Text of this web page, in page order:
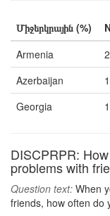
Միջերկրային (%)
Armenia
Azerbaijan
Georgia
DISCPRPR:
problems with
Question text: When
friends, how often do